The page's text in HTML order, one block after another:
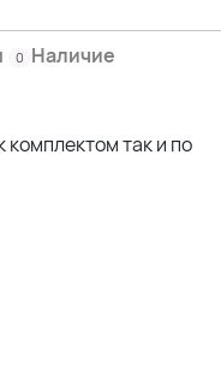
0 Наличие
так и по